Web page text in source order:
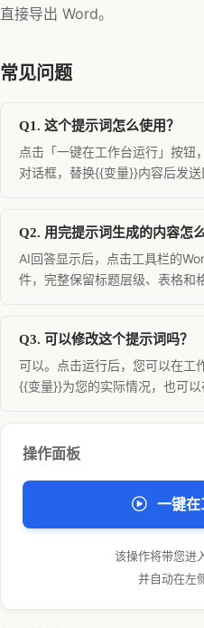
直接导出 Word。
常见问题
Q1. 这个提示词怎么使用？
点击「一键在工作台运行」按钮
对话框，替换{{变量}}内容后发送
Q2. 用完提示词生成的内容怎
AI回答显示后，点击工具栏的
件，完整保留标题层级、表格和
Q3. 可以修改这个提示词吗？
可以。点击运行后，您可以在工
{{变量}}为您的实际情况，也可以
操作面板
一键
该操作将带您进
并自动在左